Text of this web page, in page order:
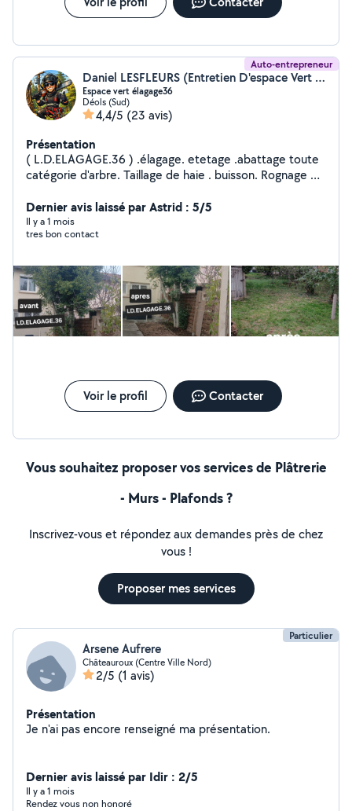
une intervention rapide.
Auto-entrepreneur
Daniel LESFLEURS (Entretien D'espace Vert Élagage)
Espace vert élagage36
Déols (Sud)
4,4/5 (23 avis)
Présentation
( L.D.ELAGAGE.36 ) .élagage. etetage .abattage toute
catégorie d'arbre. Taillage de haie . buisson. Rognage de
pelouse. Taillage d'arbre fruitier Debroussaillage
...enlèvement de nie chenille processionnaire facilitée
de payement en plusieur fois ((prix Défiant toute
Dernier avis laissé par Astrid : 5/5
Il y a 1 mois
tres bon contact
Voir le profil Contacter
Vous souhaitez proposer vos services de Plâtrerie
- Murs - Plafonds ?
Inscrivez-vous et répondez aux demandes près de chez
vous !
Proposer mes services
Particulier
Arsene Aufrere
Châteauroux (Centre Ville Nord)
2/5 (1 avis)
Présentation
Je n'ai pas encore renseigné ma présentation.
Dernier avis laissé par Idir : 2/5
Il y a 1 mois
Rendez vous non honoré